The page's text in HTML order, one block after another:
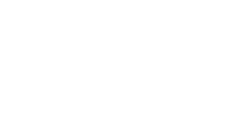
vistas al océano y las colinas.